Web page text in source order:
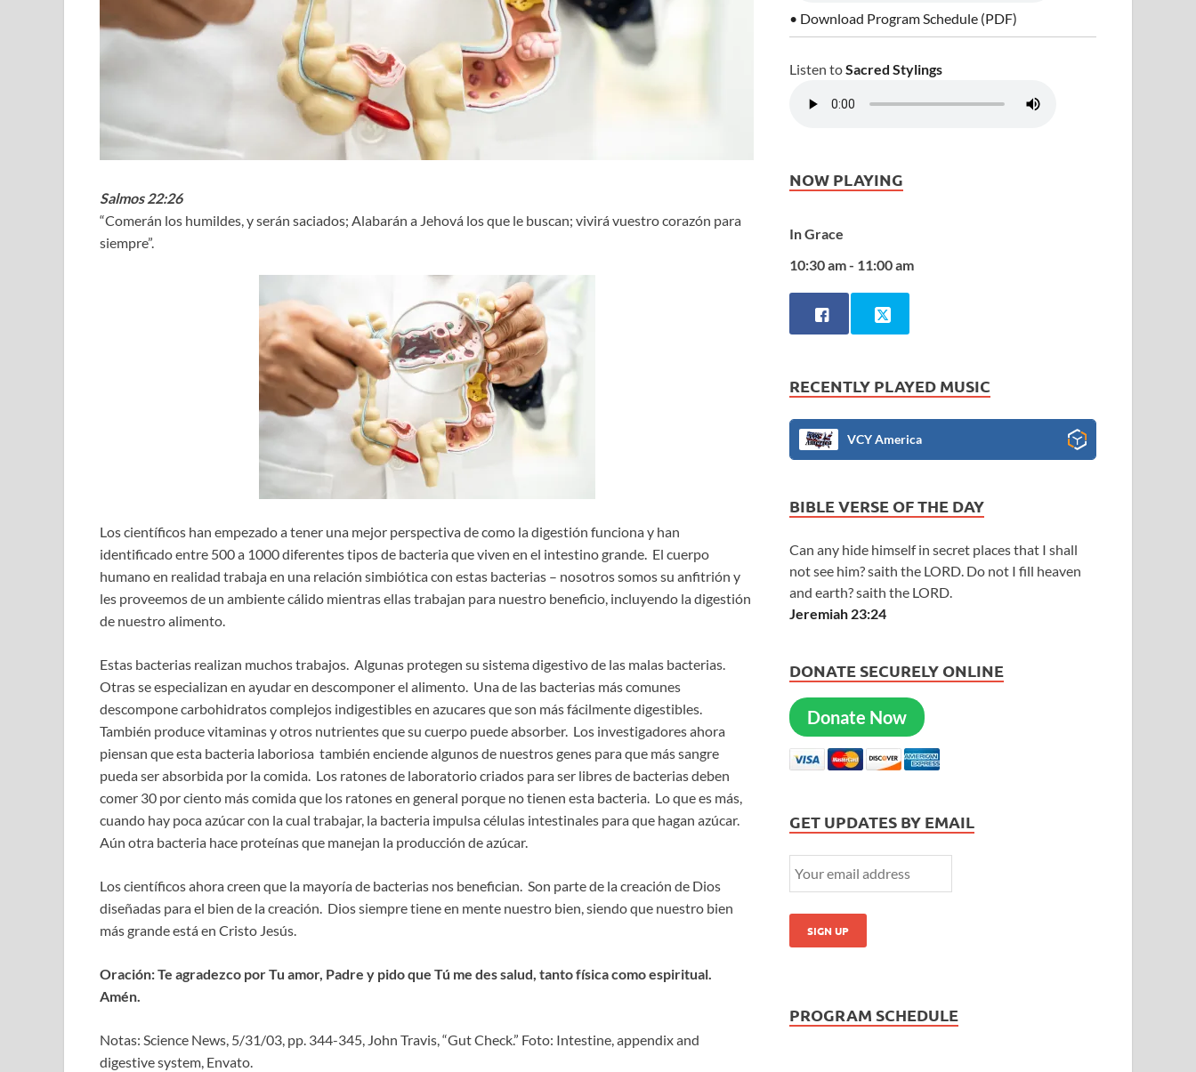
Salmos 22:26
“Comerán los humildes, y serán saciados; Alabarán a Jehová los que le buscan; vivirá vuestro corazón para
siempre”.
Los científicos han empezado a tener una mejor perspectiva de como la digestión funciona y han
identificado entre 500 a 1000 diferentes tipos de bacteria que viven en el intestino grande. El cuerpo
humano en realidad trabaja en una relación simbiótica con estas bacterias – nosotros somos su anfitrión y
les proveemos de un ambiente cálido mientras ellas trabajan para nuestro beneficio, incluyendo la digestión
de nuestro alimento.
Estas bacterias realizan muchos trabajos. Algunas protegen su sistema digestivo de las malas bacterias.
Otras se especializan en ayudar en descomponer el alimento. Una de las bacterias más comunes
descompone carbohidratos complejos indigestibles en azucares que son más fácilmente digestibles.
También produce vitaminas y otros nutrientes que su cuerpo puede absorber. Los investigadores ahora
piensan que esta bacteria laboriosa también enciende algunos de nuestros genes para que más sangre
pueda ser absorbida por la comida. Los ratones de laboratorio criados para ser libres de bacterias deben
comer 30 por ciento más comida que los ratones en general porque no tienen esta bacteria. Lo que es más,
cuando hay poca azúcar con la cual trabajar, la bacteria impulsa células intestinales para que hagan azúcar.
Aún otra bacteria hace proteínas que manejan la producción de azúcar.
Los científicos ahora creen que la mayoría de bacterias nos benefician. Son parte de la creación de Dios
diseñadas para el bien de la creación. Dios siempre tiene en mente nuestro bien, siendo que nuestro bien
más grande está en Cristo Jesús.
Oración: Te agradezco por Tu amor, Padre y pido que Tú me des salud, tanto física como espiritual.
Amén.
Notas: Science News, 5/31/03, pp. 344-345, John Travis, “Gut Check.” Foto: Intestine, appendix and
digestive system, Envato.
• Download Program Schedule (PDF)
Listen toSacred Stylings
NOW PLAYING
In Grace
10:30 am - 11:00 am
RECENTLY PLAYED MUSIC
VCY America
BIBLE VERSE OF THE DAY
Can any hide himself in secret places that I shall
not see him? saith the LORD. Do not I fill heaven
and earth? saith the LORD.
Jeremiah 23:24
DONATE SECURELY ONLINE
Donate Now
GET UPDATES BY EMAIL
PROGRAM SCHEDULE